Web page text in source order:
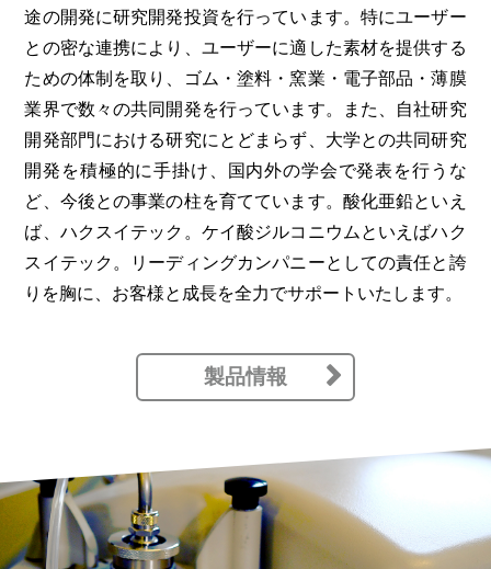
途の開発に研究開発投資を行っています。特にユーザー
との密な連携により、ユーザーに適した素材を提供する
ための体制を取り、ゴム・塗料・窯業・電子部品・薄膜
業界で数々の共同開発を行っています。また、自社研究
開発部門における研究にとどまらず、大学との共同研究
開発を積極的に手掛け、国内外の学会で発表を行うな
ど、今後との事業の柱を育てています。酸化亜鉛といえ
ば、ハクスイテック。ケイ酸ジルコニウムといえばハク
スイテック。リーディングカンパニーとしての責任と誇
りを胸に、お客様と成長を全力でサポートいたします。
製品情報